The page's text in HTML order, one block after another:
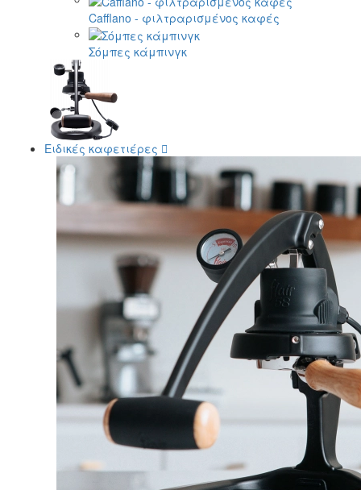
Cafflano - φιλτραρισμένος καφές
Σόμπες κάμπινγκ
Ειδικές καφετιέρες